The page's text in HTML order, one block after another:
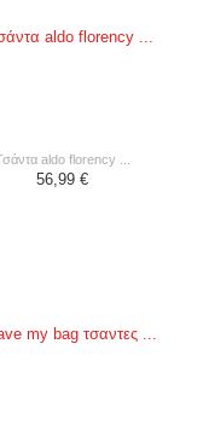
τσάντα aldo florency ...
56,99 €